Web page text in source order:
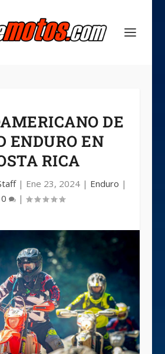
DE
ENDURO EN
RICA
| Ene 23, 2024| Enduro |
0
|